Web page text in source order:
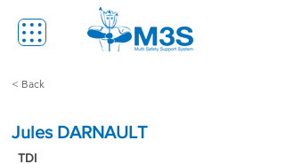
< Back
Jules DARNAULT
TDI